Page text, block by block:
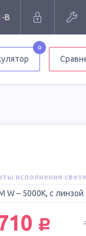
В
0
исполнения
W – 5000K, с линзой
руб.